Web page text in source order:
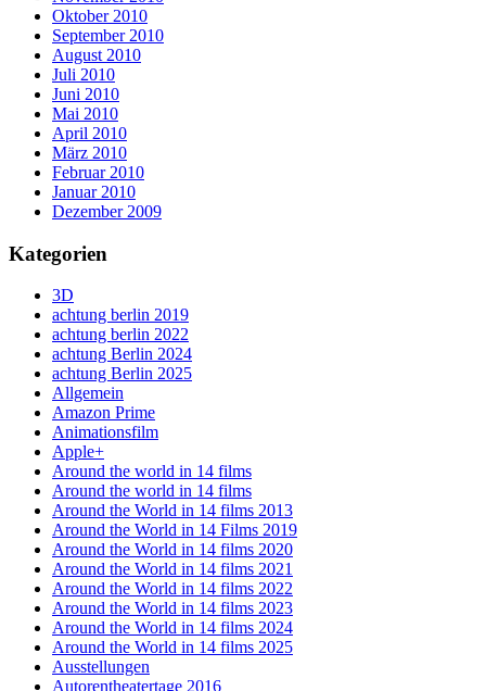
Oktober 2010
September 2010
August 2010
Juli 2010
Juni 2010
Mai 2010
April 2010
März 2010
Februar 2010
Januar 2010
Dezember 2009
Kategorien
3D
achtung berlin 2019
achtung berlin 2022
achtung Berlin 2024
achtung Berlin 2025
Allgemein
Amazon Prime
Animationsfilm
Apple+
Around the world in 14 films
Around the world in 14 films
Around the World in 14 films 2013
Around the World in 14 Films 2019
Around the World in 14 films 2020
Around the World in 14 films 2021
Around the World in 14 films 2022
Around the World in 14 films 2023
Around the World in 14 films 2024
Around the World in 14 films 2025
Ausstellungen
Autorentheatertage 2016